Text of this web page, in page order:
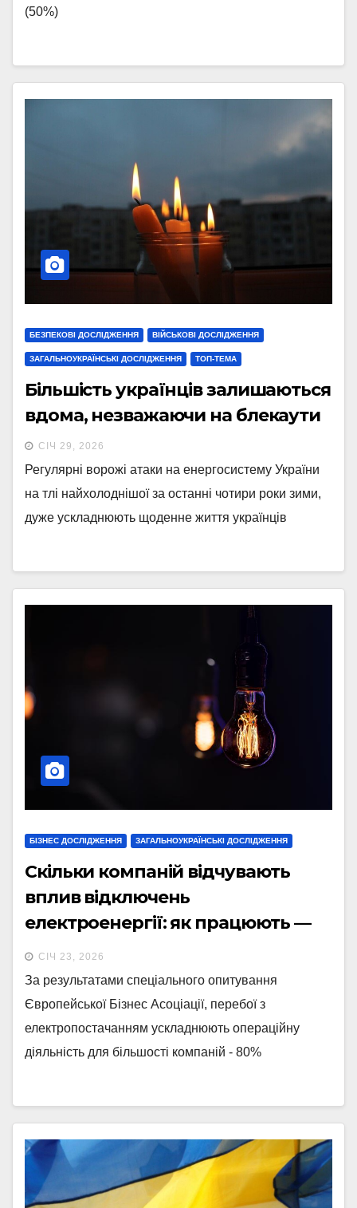
(50%)
БЕЗПЕКОВІ ДОСЛІДЖЕННЯ ВІЙСЬКОВІ ДОСЛІДЖЕННЯ
ЗАГАЛЬНОУКРАЇНСЬКІ ДОСЛІДЖЕННЯ ТОП-ТЕМА
Більшість українців залишаються
вдома, незважаючи на блекаути
СІЧ 29, 2026
Регулярні ворожі атаки на енергосистему України
на тлі найхолоднішої за останні чотири роки зими,
дуже ускладнюють щоденне життя українців
БІЗНЕС ДОСЛІДЖЕННЯ ЗАГАЛЬНОУКРАЇНСЬКІ ДОСЛІДЖЕННЯ
Скільки компаній відчувають
вплив відключень
електроенергії: як працюють —
опитування
СІЧ 23, 2026
За результатами спеціального опитування
Європейської Бізнес Асоціації, перебої з
електропостачанням ускладнюють операційну
діяльність для більшості компаній - 80%